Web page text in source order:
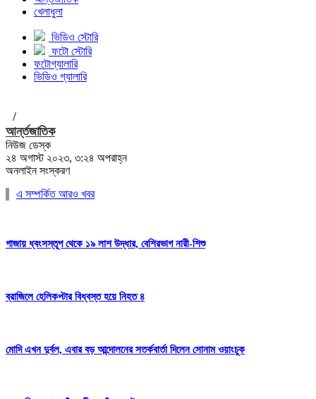
খেলাধুলা
ভিডিও স্টোরি
ফটো স্টোরি
ফটোগ্যালারি
ভিডিও গ্যালারি
/
আর্ন্তজাতিক
নিউজ ডেস্ক
২৪ অগাস্ট ২০২৩, ৩:২৪ অপরাহ্ন
অনলাইন সংস্করণ
এ সম্পর্কিত আরও খবর
গাজায় ধ্বংসস্তূপ থেকে ১৯ লাশ উদ্ধার, বেশিরভাগ নারী-শিশু
ব্রাজিলে হেলিকপ্টার বিধ্বস্ত হয়ে নিহত ৪
মোদি এখন দুর্বল, এবার বড় আন্দোলনের সতর্কবার্তা দিলেন সোনাম ওয়াংচুক